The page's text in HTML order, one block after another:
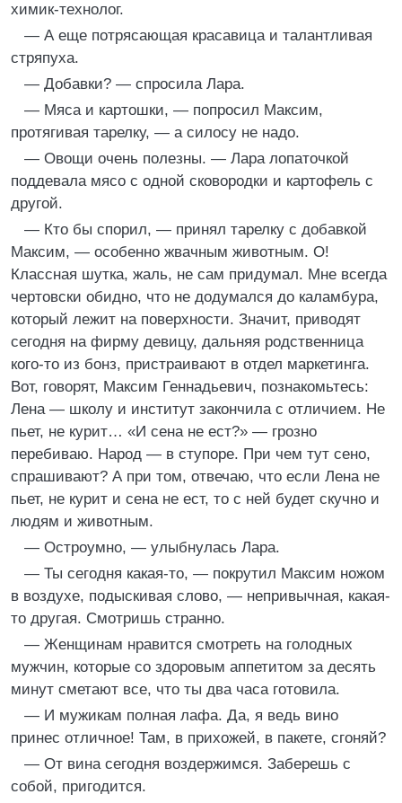
химик-технолог.
— А еще потрясающая красавица и талантливая
стряпуха.
— Добавки? — спросила Лара.
— Мяса и картошки, — попросил Максим,
протягивая тарелку, — а силосу не надо.
— Овощи очень полезны. — Лара лопаточкой
поддевала мясо с одной сковородки и картофель с
другой.
— Кто бы спорил, — принял тарелку с добавкой
Максим, — особенно жвачным животным. О!
Классная шутка, жаль, не сам придумал. Мне всегда
чертовски обидно, что не додумался до каламбура,
который лежит на поверхности. Значит, приводят
сегодня на фирму девицу, дальняя родственница
кого-то из бонз, пристраивают в отдел маркетинга.
Вот, говорят, Максим Геннадьевич, познакомьтесь:
Лена — школу и институт закончила с отличием. Не
пьет, не курит… «И сена не ест?» — грозно
перебиваю. Народ — в ступоре. При чем тут сено,
спрашивают? А при том, отвечаю, что если Лена не
пьет, не курит и сена не ест, то с ней будет скучно и
людям и животным.
— Остроумно, — улыбнулась Лара.
— Ты сегодня какая-то, — покрутил Максим ножом
в воздухе, подыскивая слово, — непривычная, какая-
то другая. Смотришь странно.
— Женщинам нравится смотреть на голодных
мужчин, которые со здоровым аппетитом за десять
минут сметают все, что ты два часа готовила.
— И мужикам полная лафа. Да, я ведь вино
принес отличное! Там, в прихожей, в пакете, сгоняй?
— От вина сегодня воздержимся. Заберешь с
собой, пригодится.